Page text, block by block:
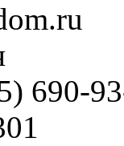
690-